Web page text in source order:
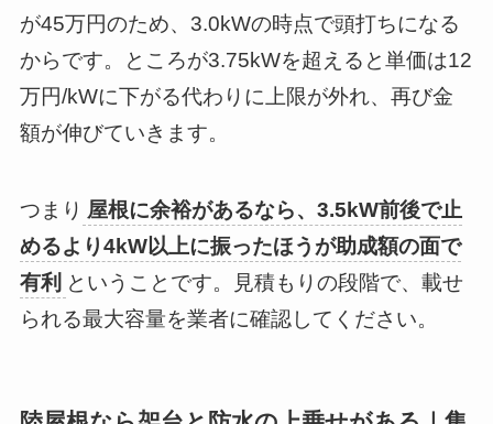
が45万円のため、3.0kWの時点で頭打ちになる
からです。ところが3.75kWを超えると単価は12
万円/kWに下がる代わりに上限が外れ、再び金
額が伸びていきます。
つまり 屋根に余裕があるなら、3.5kW前後で止
めるより4kW以上に振ったほうが助成額の面で
有利 ということです。見積もりの段階で、載せ
られる最大容量を業者に確認してください。